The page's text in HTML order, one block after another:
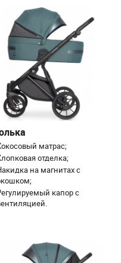
матрас;
отделка;
на магнитах с
капор с